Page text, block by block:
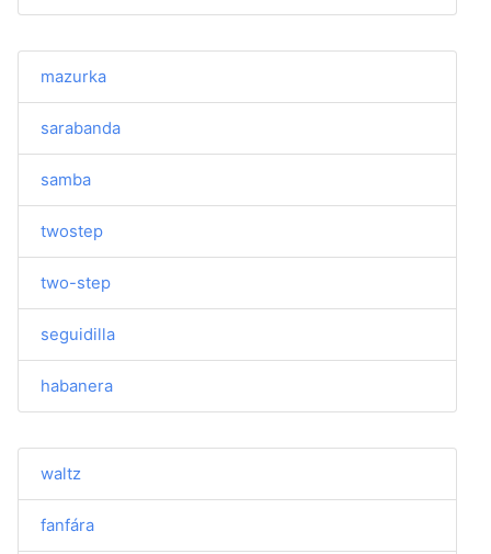
mazurka
sarabanda
samba
twostep
two-step
seguidilla
habanera
waltz
fanfára